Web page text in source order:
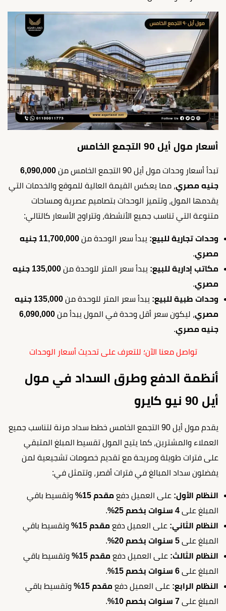
أسعار مول أيل 90 التجمع الخامس
تبدأ أسعار وحدات مول أيل 90 التجمع الخامس من
6,090,000
جنيه مصري، مما يعكس القيمة العالية للموقع والخدمات التي
يقدمها المول، وتتميز الوحدات بتصاميم عصرية ومساحات
متنوعة التي تناسب جميع الأنشطة، وتتراوح الأسعار كالتالي:
وحدات تجارية للبيع: يبدأ سعر الوحدة من
11,700,000 جنيه
مصري.
مكاتب إدارية للبيع: يبدأ سعر المتر للوحدة من
135,000 جنيه
مصري.
وحدات طبية للبيع: يبدأ سعر المتر للوحدة من
135,000 جنيه
مصري، ليكون سعر أقل وحدة في المول يبدأ من 6,090,000
جنيه مصري.
تواصل معنا الآن؛ للتعرف على تحديث أسعار الوحدات
أنظمة الدفع وطرق السداد في مول
أيل 90 نيو كايرو
يقدم مول أيل 90 التجمع الخامس خطط سداد مرنة لتناسب جميع
العملاء والمشترين، كما يتيح المول تقسيط المبلغ المتبقي
على فترات طويلة ومريحة مع تقديم خصومات تشجيعية لمن
يفضلون سداد المبالغ في فترات أقصر، وتتمثل في:
النظام الأول: على العميل دفع مقدم 15%
وتقسيط باقي
المبلغ على 4 سنوات بخصم 25%
.
النظام الثاني: على العميل دفع مقدم 15%
وتقسيط باقي
المبلغ على 5 سنوات بخصم 20%
.
النظام الثالث: على العميل دفع مقدم 15%
وتقسيط باقي
المبلغ على 6 سنوات بخصم 15%
.
النظام الرابع: على العميل دفع مقدم 15%
وتقسيط باقي
المبلغ على 7 سنوات بخصم 10%
.